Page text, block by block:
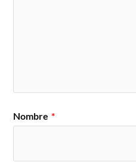
Nombre *